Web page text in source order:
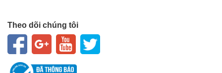
Theo dõi chúng tôi